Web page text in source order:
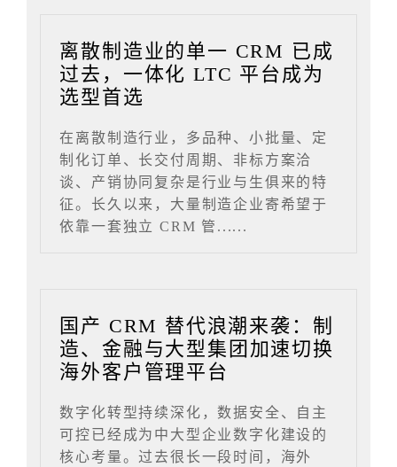
离散制造业的单一 CRM 已成
过去，一体化 LTC 平台成为
选型首选
在离散制造行业，多品种、小批量、定
制化订单、长交付周期、非标方案洽
谈、产销协同复杂是行业与生俱来的特
征。长久以来，大量制造企业寄希望于
依靠一套独立 CRM 管......
国产 CRM 替代浪潮来袭：制
造、金融与大型集团加速切换
海外客户管理平台
数字化转型持续深化，数据安全、自主
可控已经成为中大型企业数字化建设的
核心考量。过去很长一段时间，海外